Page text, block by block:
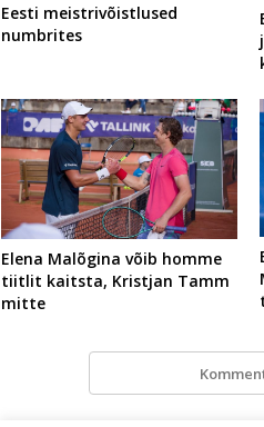
Eesti meistrivõistlused
numbrites
Elena Malõgina võib homme
tiitlit kaitsta, Kristjan Tamm
mitte